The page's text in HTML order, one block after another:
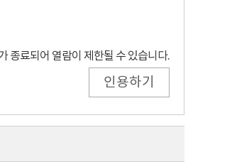
종료되어 열람이 제한될 수 있습니다.
인용하기